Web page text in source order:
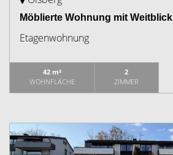
Möblierte Wohnung mit Weitblick
Etagenwohnung
42 m²
WOHNFLÄCHE
2
ZIMMER